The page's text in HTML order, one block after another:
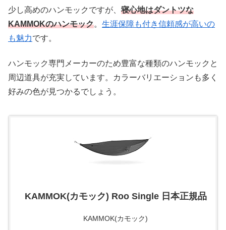
少し高めのハンモックですが、 寝心地はダントツな
KAMMOKのハンモック。 生涯保障も付き信頼感が高いの
も魅力です。
ハンモック専門メーカーのため豊富な種類のハンモックと
周辺道具が充実しています。カラーバリエーションも多く
好みの色が見つかるでしょう。
KAMMOK(カモック) Roo Single 日本正規品
KAMMOK(カモック)